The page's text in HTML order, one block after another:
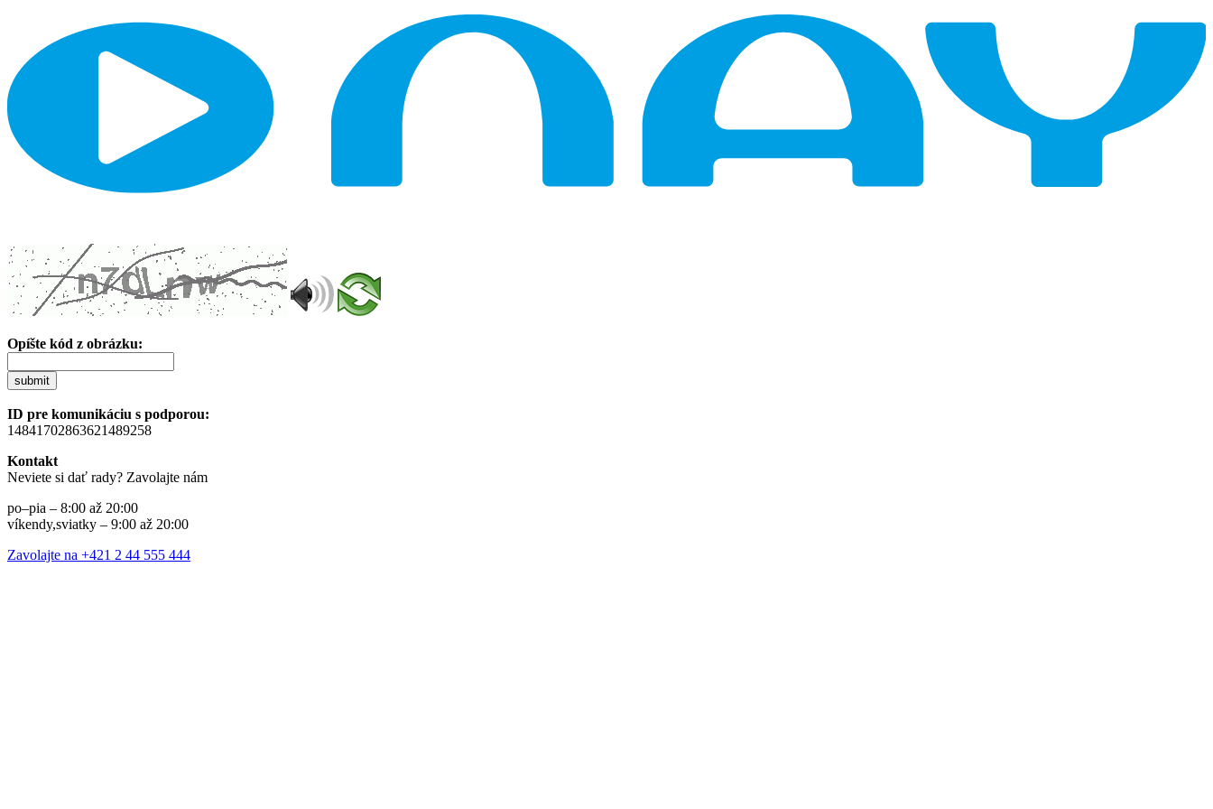
Opíšte kód z obrázku:
submit
ID pre komunikáciu s podporou:
14841702863621489258
Kontakt
Neviete si dať rady? Zavolajte nám
po–pia – 8:00 až 20:00
víkendy,sviatky – 9:00 až 20:00
Zavolajte na +421 2 44 555 444